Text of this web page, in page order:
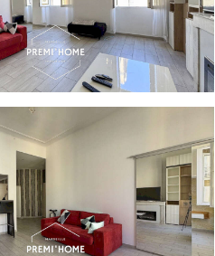
Matterport disponible sur
sur les risques auxquels